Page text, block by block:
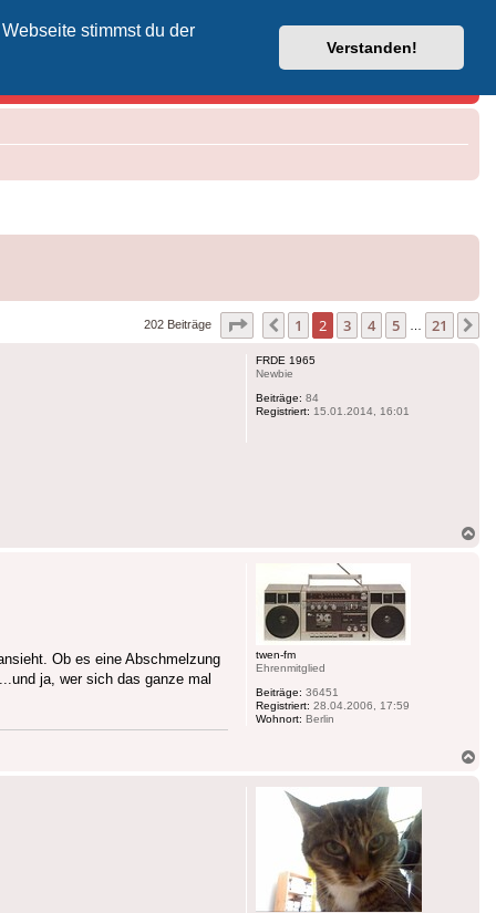
stimmst du der
Verstanden!
Vodafone-Kabel-Helpdesk
202 Beiträge Seite von21
Vorherige
1 2 3 4 5 21
FRDE 1965
Newbie
Beiträge: 84
Registriert: 15.01.2014, 16:01
twen-fm
Ehrenmitglied
Beiträge: 36451
Registriert: 28.04.2006, 17:59
Wohnort: Berlin
Ob es eine Abschmelzung
ja, wer sich das ganze mal